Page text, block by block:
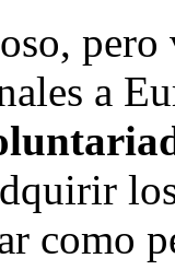
a
como